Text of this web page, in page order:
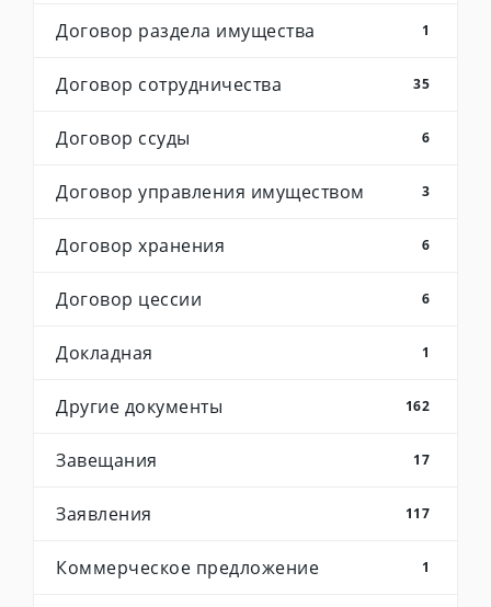
Договор раздела имущества 1
Договор сотрудничества 35
Договор ссуды 6
Договор управления имуществом 3
Договор хранения 6
Договор цессии 6
Докладная 1
Другие документы 162
Завещания 17
Заявления 117
Коммерческое предложение 1